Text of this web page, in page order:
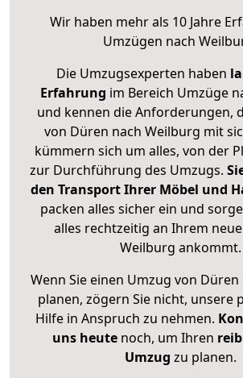
Wir haben mehr als 10 Jahre
Umzügen nach
Die Umzugsexperten haben
Erfahrung im Bereich Umzüge
und kennen die Anforderungen,
von Düren nach Weilburg mit
kümmern sich um alles, von der
zur Durchführung des Umzugs.
den Transport Ihrer Möbel und
packen alles sicher ein und
alles rechtzeitig an Ihrem
Weilburg ankommt.
Wenn Sie einen Umzug von
planen, zögern Sie nicht, unsere
Hilfe in Anspruch zu nehmen.
uns heutenoch, um Ihren
Umzug zu planen.